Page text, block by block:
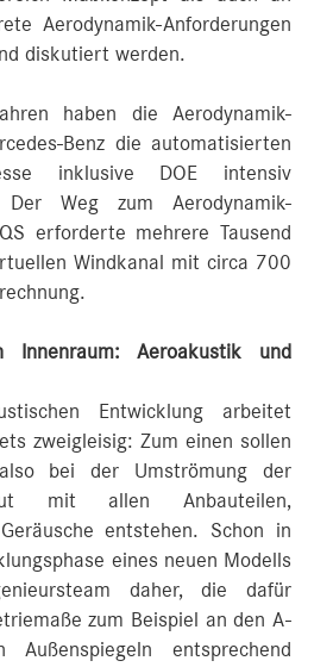
Aerodynamik-Anforderungen
diskutiert werden.
haben die Aerodynamik-
die automatisierten
inklusive DOE intensiv
Der Weg zum Aerodynamik-
erforderte mehrere Tausend
Windkanal mit circa 700
Innenraum: Aeroakustik und
Entwicklung arbeitet
zweigleisig: Zum einen sollen
bei der Umströmung der
mit allen Anbauteilen,
entstehen. Schon in
eines neuen Modells
daher, die dafür
zum Beispiel an den A-
entsprechend